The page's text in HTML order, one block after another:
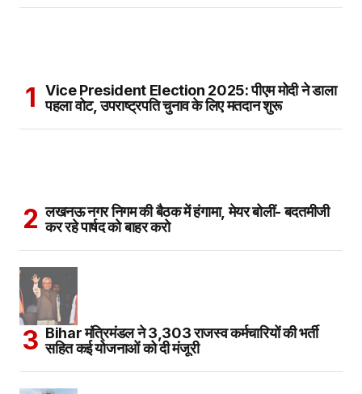
Vice President Election 2025: पीएम मोदी ने डाला
पहला वोट, उपराष्ट्रपति चुनाव के लिए मतदान शुरू
लखनऊ नगर निगम की बैठक में हंगामा, मेयर बोलीं- बदतमीजी
कर रहे पार्षद को बाहर करो
Bihar मंत्रिमंडल ने 3,303 राजस्व कर्मचारियों की भर्ती
सहित कई योजनाओं को दी मंजूरी